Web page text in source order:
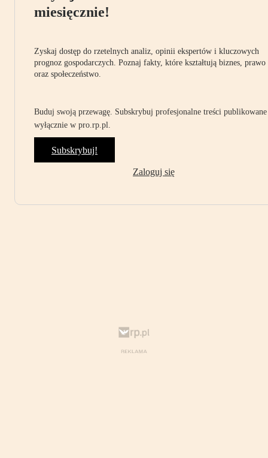
miesięcznie!
Zyskaj dostęp do rzetelnych analiz, opinii ekspertów i kluczowych
prognoz gospodarczych. Poznaj fakty, które kształtują biznes, prawo
oraz społeczeństwo.
Buduj swoją przewagę. Subskrybuj profesjonalne treści publikowane
wyłącznie w pro.rp.pl.
Subskrybuj!
Zaloguj się